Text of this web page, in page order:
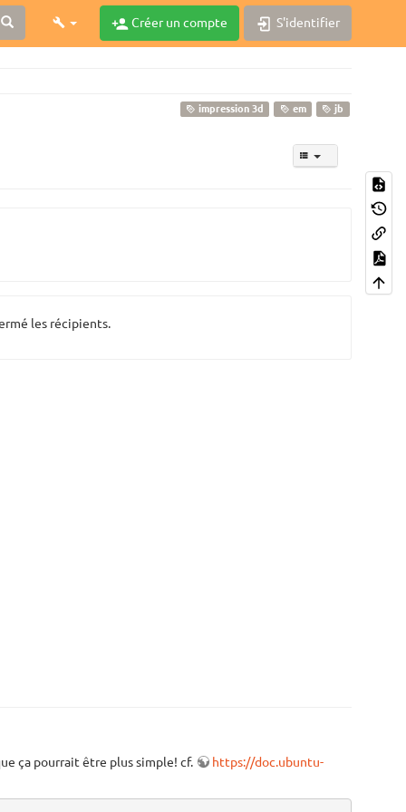
Créer un compte S'identifier
impression 3d em jb
les récipients.
ça pourrait être plus simple! cf. https://doc.ubuntu-